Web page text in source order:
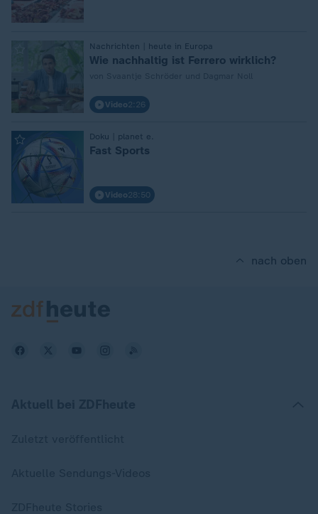
Nachrichten | heute in Europa
Wie nachhaltig ist Ferrero wirklich?
Video2:26
Doku | planet e.
Fast Sports
Video28:50
nach oben